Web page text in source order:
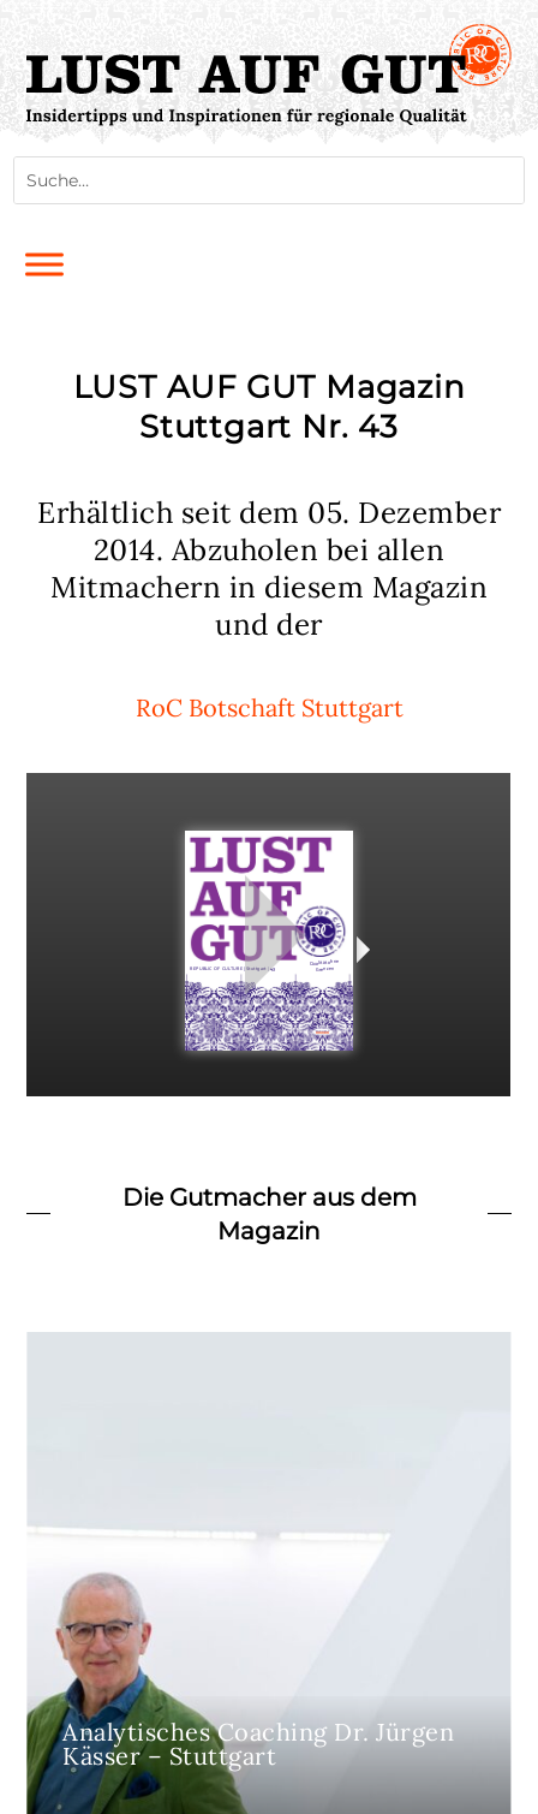
LUST AUF GUT Magazin
Stuttgart Nr. 43
Erhältlich seit dem 05. Dezember
2014. Abzuholen bei allen
Mitmachern in diesem Magazin
und der
RoC Botschaft Stuttgart
Die Gutmacher aus dem
Magazin
Analytisches Coaching Dr. Jürgen
Kässer – Stuttgart